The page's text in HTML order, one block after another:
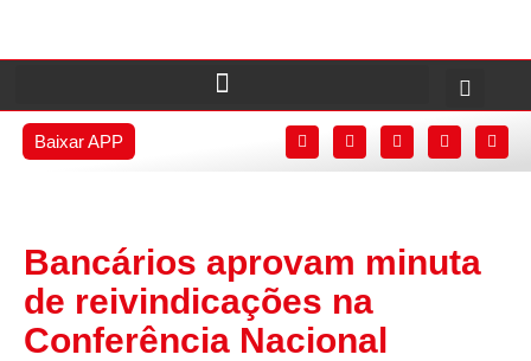
Baixar APP
Bancários aprovam minuta
de reivindicações na
Conferência Nacional